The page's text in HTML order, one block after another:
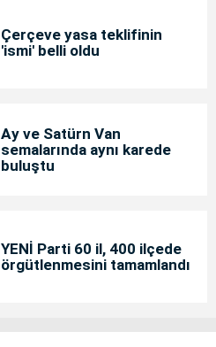
Çerçeve yasa teklifinin
'ismi' belli oldu
Ay ve Satürn Van
semalarında aynı karede
buluştu
YENİ Parti 60 il, 400 ilçede
örgütlenmesini tamamlandı